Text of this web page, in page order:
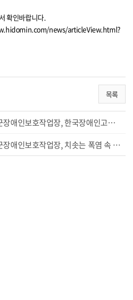
확인바랍니다.
news/articleView.html?
목록
[24.07] 의성군장애인보호작업장, 한국장애인고용공단 2024년 장애인 보조공학기기 지원...
[24.07] 의성군장애인보호작업장, 치솟는 폭염 속 근로 ′산업용 냉방기기 지원사업′ ...